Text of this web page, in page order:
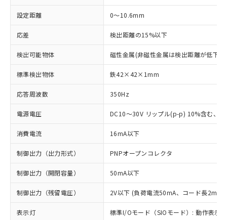
設定距離 0～10.6mm
応差 検出距離の15%以下
検出可能物体 磁性金属(非磁性金属は検出距離が低下し
標準検出物体 鉄42×42×1mm
応答周波数 350Hz
電源電圧 DC10～30V リップル(p-p) 10%含む、
消費電流 16mA以下
制御出力（出力形式） PNPオープンコレクタ
制御出力（開閉容量） 50mA以下
制御出力（残留電圧） 2V以下 (負荷電流50mA、コード長2m時)
表示灯 標準I/Oモード（SIOモード）: 動作表示